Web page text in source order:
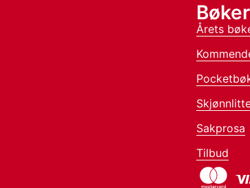
Bøker
Årets
Sakprosa
Tilbud